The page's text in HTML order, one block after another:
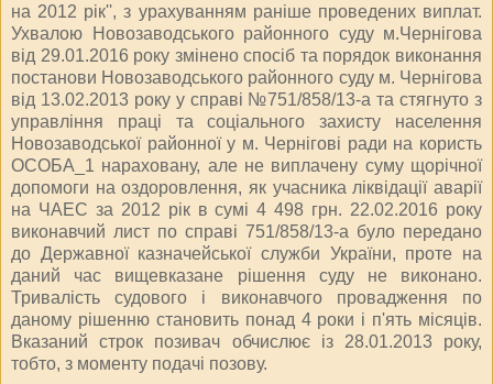
на 2012 рік'', з урахуванням раніше проведених виплат.
Ухвалою Новозаводського районного суду м.Чернігова
від 29.01.2016 року змінено спосіб та порядок виконання
постанови Новозаводського районного суду м. Чернігова
від 13.02.2013 року у справі №751/858/13-а та стягнуто з
управління праці та соціального захисту населення
Новозаводської районної у м. Чернігові ради на користь
ОСОБА_1 нараховану, але не виплачену суму щорічної
допомоги на оздоровлення, як учасника ліквідації аварії
на ЧАЕС за 2012 рік в сумі 4 498 грн. 22.02.2016 року
виконавчий лист по справі 751/858/13-а було передано
до Державної казначейської служби України, проте на
даний час вищевказане рішення суду не виконано.
Тривалість судового і виконавчого провадження по
даному рішенню становить понад 4 роки і п'ять місяців.
Вказаний строк позивач обчислює із 28.01.2013 року,
тобто, з моменту подачі позову.